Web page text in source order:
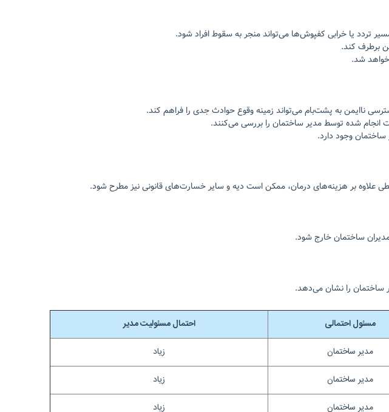
تردد یا خرابی کفپوش‌ها می‌تواند منجر به سقوط افراد شود.
برطرف کند.
خواهد شد.
ناایمن به پشت‌بام می‌تواند زمینه وقوع حوادث جدی را فراهم کند.
انجام شده توسط مدیر ساختمان را بررسی می‌کنند.
وجود دارد.
بر هزینه‌های درمان، ممکن است دیه و سایر خسارت‌های قانونی نیز مطرح شود.
ساختمان خارج شود.
ساختمان را نشان می‌دهد.
مسئول احتمالی
احتمال مسئولیت مدیر
مدیر ساختمان
زیاد
مدیر ساختمان
زیاد
مدیر ساختمان زیاد